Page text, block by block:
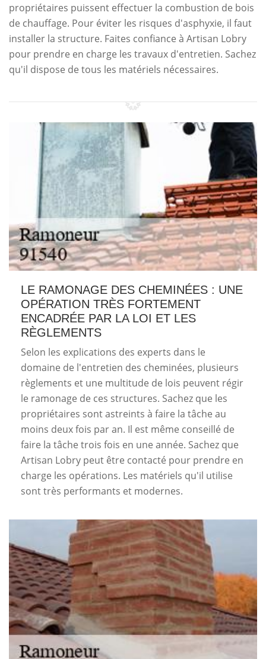
propriétaires puissent effectuer la combustion de bois
de chauffage. Pour éviter les risques d'asphyxie, il faut
installer la structure. Faites confiance à Artisan Lobry
pour prendre en charge les travaux d'entretien. Sachez
qu'il dispose de tous les matériels nécessaires.
LE RAMONAGE DES CHEMINÉES : UNE
OPÉRATION TRÈS FORTEMENT
ENCADRÉE PAR LA LOI ET LES
RÈGLEMENTS
Selon les explications des experts dans le
domaine de l'entretien des cheminées, plusieurs
règlements et une multitude de lois peuvent régir
le ramonage de ces structures. Sachez que les
propriétaires sont astreints à faire la tâche au
moins deux fois par an. Il est même conseillé de
faire la tâche trois fois en une année. Sachez que
Artisan Lobry peut être contacté pour prendre en
charge les opérations. Les matériels qu'il utilise
sont très performants et modernes.